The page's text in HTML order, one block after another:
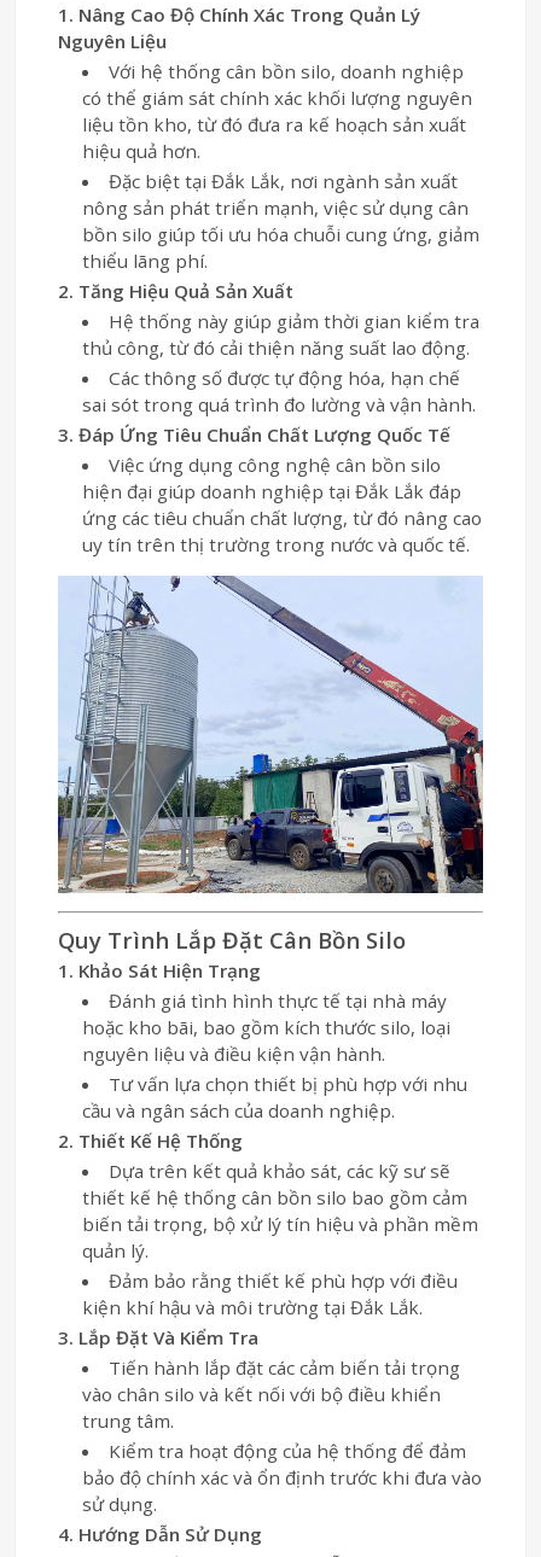
1. Nâng Cao Độ Chính Xác Trong Quản Lý
Nguyên Liệu
Với hệ thống cân bồn silo, doanh nghiệp
có thể giám sát chính xác khối lượng nguyên
liệu tồn kho, từ đó đưa ra kế hoạch sản xuất
hiệu quả hơn.
Đặc biệt tại Đắk Lắk, nơi ngành sản xuất
nông sản phát triển mạnh, việc sử dụng cân
bồn silo giúp tối ưu hóa chuỗi cung ứng, giảm
thiểu lãng phí.
2. Tăng Hiệu Quả Sản Xuất
Hệ thống này giúp giảm thời gian kiểm tra
thủ công, từ đó cải thiện năng suất lao động.
Các thông số được tự động hóa, hạn chế
sai sót trong quá trình đo lường và vận hành.
3. Đáp Ứng Tiêu Chuẩn Chất Lượng Quốc Tế
Việc ứng dụng công nghệ cân bồn silo
hiện đại giúp doanh nghiệp tại Đắk Lắk đáp
ứng các tiêu chuẩn chất lượng, từ đó nâng cao
uy tín trên thị trường trong nước và quốc tế.
Quy Trình Lắp Đặt Cân Bồn Silo
1. Khảo Sát Hiện Trạng
Đánh giá tình hình thực tế tại nhà máy
hoặc kho bãi, bao gồm kích thước silo, loại
nguyên liệu và điều kiện vận hành.
Tư vấn lựa chọn thiết bị phù hợp với nhu
cầu và ngân sách của doanh nghiệp.
2. Thiết Kế Hệ Thống
Dựa trên kết quả khảo sát, các kỹ sư sẽ
thiết kế hệ thống cân bồn silo bao gồm cảm
biến tải trọng, bộ xử lý tín hiệu và phần mềm
quản lý.
Đảm bảo rằng thiết kế phù hợp với điều
kiện khí hậu và môi trường tại Đắk Lắk.
3. Lắp Đặt Và Kiểm Tra
Tiến hành lắp đặt các cảm biến tải trọng
vào chân silo và kết nối với bộ điều khiển
trung tâm.
Kiểm tra hoạt động của hệ thống để đảm
bảo độ chính xác và ổn định trước khi đưa vào
sử dụng.
4. Hướng Dẫn Sử Dụng